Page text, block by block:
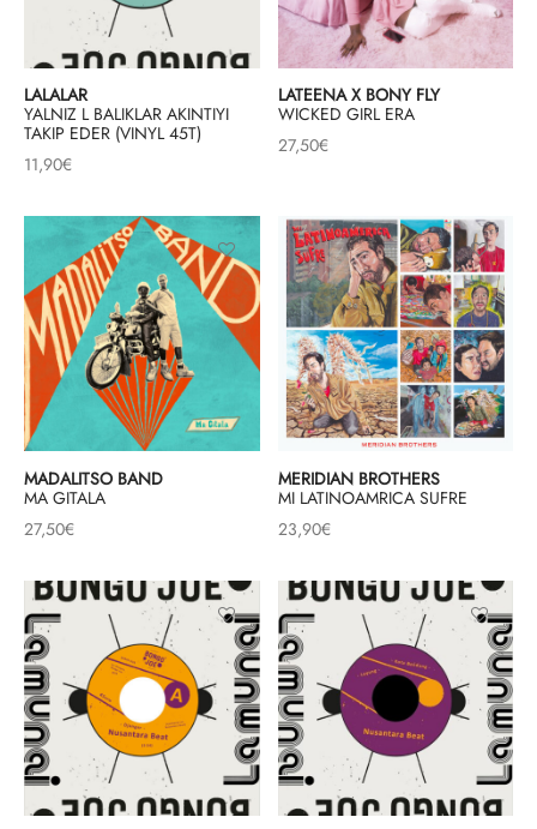
LALALAR
YALNIZ L BALIKLAR AKINTIYI
TAKIP EDER (VINYL 45T)
11,90€
LATEENA X BONY FLY
WICKED GIRL ERA
27,50€
MADALITSO BAND
MA GITALA
27,50€
MERIDIAN BROTHERS
MI LATINOAMRICA SUFRE
23,90€